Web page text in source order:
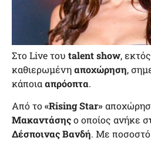
Στο Live του talent show,
καθιερωμένηαποχώρηση,
κάποιααπρόοπτα.
Από το«Rising Star»
Μακαντάσηςο οποίος ανήκε σ
Δέσποινας Βανδή. Με ποσοστό